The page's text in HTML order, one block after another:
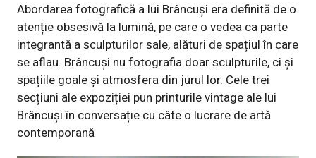
Abordarea fotografică a lui Brâncuși era definită de o
atenție obsesivă la lumină, pe care o vedea ca parte
integrantă a sculpturilor sale, alături de spațiul în care
se aflau. Brâncuși nu fotografia doar sculpturile, ci și
spațiile goale şi atmosfera din jurul lor. Cele trei
secțiuni ale expoziției pun printurile vintage ale lui
Brâncuși în conversație cu câte o lucrare de artă
contemporană